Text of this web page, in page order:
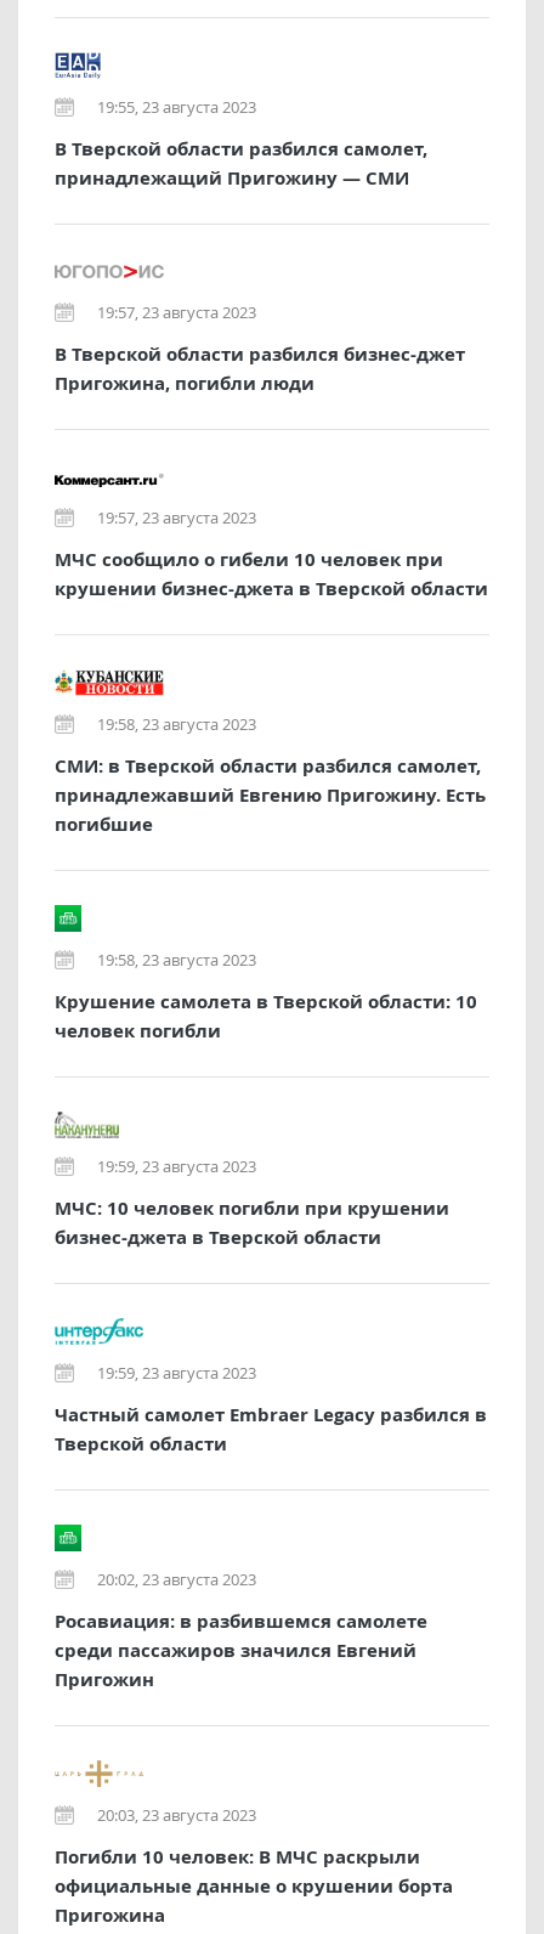
19:55, 23 августа 2023
В Тверской области разбился самолет,
принадлежащий Пригожину — СМИ
19:57, 23 августа 2023
В Тверской области разбился бизнес-джет
Пригожина, погибли люди
19:57, 23 августа 2023
МЧС сообщило о гибели 10 человек при
крушении бизнес-джета в Тверской области
19:58, 23 августа 2023
СМИ: в Тверской области разбился самолет,
принадлежавший Евгению Пригожину. Есть
погибшие
19:58, 23 августа 2023
Крушение самолета в Тверской области: 10
человек погибли
19:59, 23 августа 2023
МЧС: 10 человек погибли при крушении
бизнес-джета в Тверской области
19:59, 23 августа 2023
Частный самолет Embraer Legacy разбился в
Тверской области
20:02, 23 августа 2023
Росавиация: в разбившемся самолете
среди пассажиров значился Евгений
Пригожин
20:03, 23 августа 2023
Погибли 10 человек: В МЧС раскрыли
официальные данные о крушении борта
Пригожина